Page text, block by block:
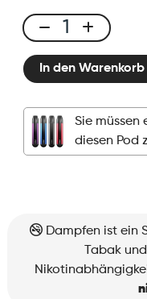
Click
&
Puff
Pod
Crispy
In den Warenkorb
Sie müssen
diesen Pod
Dampfen ist ein
Tabak